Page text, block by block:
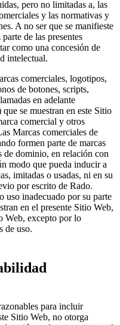
pero no limitadas a, las
y las normativas y
A no ser que se manifieste
de las presentes
como una concesión de
intelectual.
comerciales, logotipos,
de botones, scripts,
en adelante
se muestran en este Sitio
comercial y otros
Marcas comerciales de
formen parte de marcas
de dominio, en relación con
modo que pueda inducir a
imitadas o usadas, ni en su
por escrito de Rado.
uso inadecuado por su parte
en el presente Sitio Web,
Web, excepto por lo
de uso.
para incluir
Sitio Web, no otorga